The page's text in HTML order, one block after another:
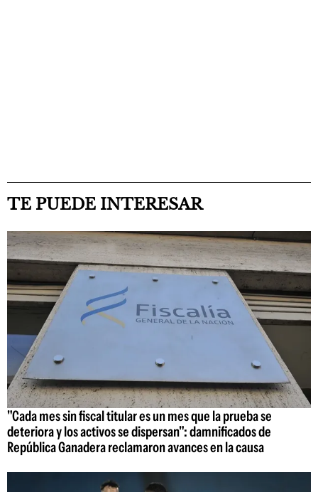
TE PUEDE INTERESAR
"Cada mes sin fiscal titular es un mes que la prueba se
deteriora y los activos se dispersan": damnificados de
República Ganadera reclamaron avances en la causa